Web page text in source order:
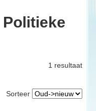
1 resultaat
Sorteer